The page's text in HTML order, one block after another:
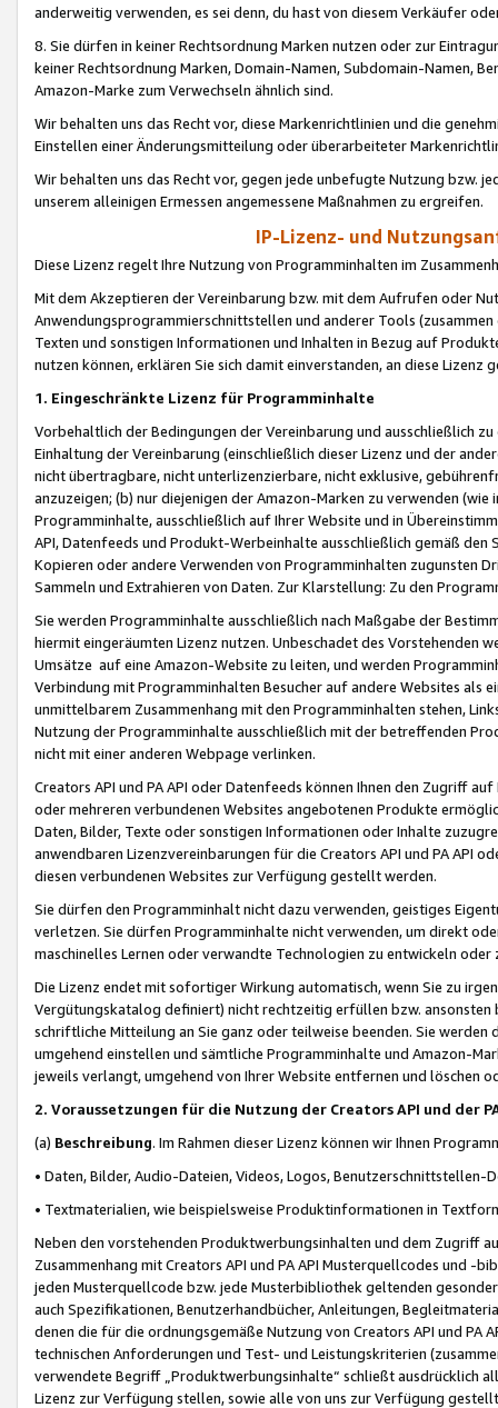
anderweitig verwenden, es sei denn, du hast von diesem Verkäufer
8. Sie dürfen in keiner Rechtsordnung Marken nutzen oder zur
keiner Rechtsordnung Marken, Domain-Namen, Subdomain-Namen,
Amazon-Marke zum Verwechseln ähnlich sind.
Wir behalten uns das Recht vor, diese Markenrichtlinien und die
Einstellen einer Änderungsmitteilung oder überarbeiteter
Wir behalten uns das Recht vor, gegen jede unbefugte Nutzung bzw.
unserem alleinigen Ermessen angemessene Maßnahmen zu ergreifen.
IP-Lizenz- und
Diese Lizenz regelt Ihre Nutzung von Programminhalten im
Mit dem Akzeptieren der Vereinbarung bzw. mit dem Aufrufen oder
Anwendungsprogrammierschnittstellen und anderer Tools (zusammen
Texten und sonstigen Informationen und Inhalten in Bezug auf
nutzen können, erklären Sie sich damit einverstanden, an diese Lizenz
1. Eingeschränkte Lizenz für Programminhalte
Vorbehaltlich der Bedingungen der Vereinbarung und ausschließlich
Einhaltung der Vereinbarung (einschließlich dieser Lizenz und der
nicht übertragbare, nicht unterlizenzierbare, nicht exklusive,
anzuzeigen; (b) nur diejenigen der Amazon-Marken zu verwenden
Programminhalte, ausschließlich auf Ihrer Website und in
API, Datenfeeds und Produkt-Werbeinhalte ausschließlich gemäß
Kopieren oder andere Verwenden von Programminhalten zugunsten
Sammeln und Extrahieren von Daten. Zur Klarstellung: Zu den
Sie werden Programminhalte ausschließlich nach Maßgabe der
hiermit eingeräumten Lizenz nutzen. Unbeschadet des Vorstehenden
Umsätze auf eine Amazon-Website zu leiten, und werden
Verbindung mit Programminhalten Besucher auf andere Websites als
unmittelbarem Zusammenhang mit den Programminhalten stehen,
Nutzung der Programminhalte ausschließlich mit der betreffenden
nicht mit einer anderen Webpage verlinken.
Creators API und PA API oder Datenfeeds können Ihnen den Zugriff
oder mehreren verbundenen Websites angebotenen Produkte
Daten, Bilder, Texte oder sonstigen Informationen oder Inhalte
anwendbaren Lizenzvereinbarungen für die Creators API und PA API
diesen verbundenen Websites zur Verfügung gestellt werden.
Sie dürfen den Programminhalt nicht dazu verwenden, geistiges
verletzen. Sie dürfen Programminhalte nicht verwenden, um direkt
maschinelles Lernen oder verwandte Technologien zu entwickeln
Die Lizenz endet mit sofortiger Wirkung automatisch, wenn Sie zu
Vergütungskatalog definiert) nicht rechtzeitig erfüllen bzw. ansonsten
schriftliche Mitteilung an Sie ganz oder teilweise beenden. Sie werden
umgehend einstellen und sämtliche Programminhalte und Amazon-
jeweils verlangt, umgehend von Ihrer Website entfernen und löschen
2. Voraussetzungen für die Nutzung der Creators API und der
(a) Beschreibung. Im Rahmen dieser Lizenz können wir Ihnen
• Daten, Bilder, Audio-Dateien, Videos, Logos, Benutzerschnittstellen-
• Textmaterialien, wie beispielsweise Produktinformationen in
Neben den vorstehenden Produktwerbungsinhalten und dem Zugriff
Zusammenhang mit Creators API und PA API Musterquellcodes und
jeden Musterquellcode bzw. jede Musterbibliothek geltenden
auch Spezifikationen, Benutzerhandbücher, Anleitungen,
denen die für die ordnungsgemäße Nutzung von Creators API und PA
technischen Anforderungen und Test- und Leistungskriterien
verwendete Begriff „Produktwerbungsinhalte“ schließt ausdrücklich
Lizenz zur Verfügung stellen, sowie alle von uns zur Verfügung